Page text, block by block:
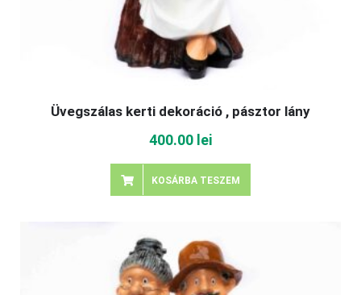
Üvegszálas kerti dekoráció , pásztor lány
400.00 lei
KOSÁRBA TESZEM